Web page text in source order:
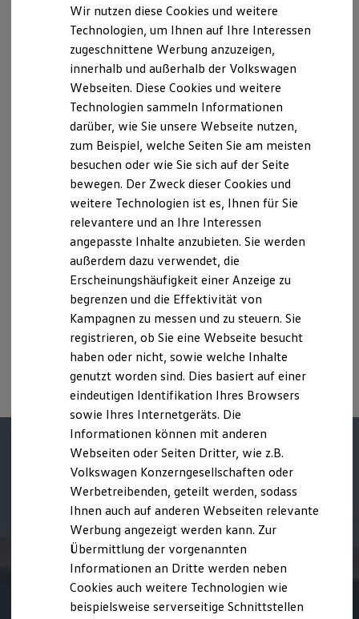
Laden unterwegs
Laden Zuhause
Ladestationen finden
Ladezeitensimulator
Batterie
Sicherheit
Nachhaltigkeit
Technologie
Kosten und Kauf
Verbrauchskosten
Kaufoptionen
E-Auto-Förderung
Software und Konnektivität
Die ID. Software 6
ID. Software Versionen und Updates
Digitale Extras
Schnittstellen zu Ihrem ID.
Marke und Erlebnis
Volkswagen R und R Experience
R-Modelle
R Experience
Driving Experience
Volkswagen entdecken
Werkbesichtigung
Lifestyle Shop
T-Roc Kollektion
Golf Kollektion
Volkswagen Kollektion
R-Kollektion
GTI Kollektion
Fußball Drop
we drive football
#wedriveproud
Besitzer und Service
myVolkswagen
Software Updates
Service und Ersatzteile
Inspektion und HU/AU
Disclaimer von Volkswagen AG
Die in dieser Darstellung gezeigten Fahrzeuge und
Ausstattungen können in einzelnen Details vom aktuellen
deutschen Lieferprogramm abweichen. Abgebildet sind
teilweise Sonderausstattungen der Fahrzeuge gegen
Bitte beachten Sie auch unseren Konfigurator für eine
Übersicht der aktuell verfügbaren Modelle und Ausstattungen.
Die angegebenen Verbrauchs- und Emissionswerte beziehen
sich nicht auf ein einzelnes Fahrzeug und sind nicht Bestandteil
des Angebots, sondern dienen allein Vergleichszwecken
zwischen den verschiedenen Fahrzeugtypen.
Zusatzausstattungen und Zubehör(Anbauteile, Reifenformat
usw.) können relevante Fahrzeugparameter, wie z. B.
Rollwiderstand und Aerodynamik verändern und neben
Witterungs- und Verkehrsbedingungen sowie dem
individuellen Fahrverhalten den Kraftstoffverbrauch, den
Stromverbrauch, die CO₂-Emissionen und die
Fahrleistungswerte eines Fahrzeugs beeinflussen.
Wir nutzen diese Cookies und weitere
Technologien, um Ihnen auf Ihre Interessen
zugeschnittene Werbung anzuzeigen,
innerhalb und außerhalb der Volkswagen
Webseiten. Diese Cookies und weitere
Technologien sammeln Informationen
darüber, wie Sie unsere Webseite nutzen,
zum Beispiel, welche Seiten Sie am meisten
besuchen oder wie Sie sich auf der Seite
bewegen. Der Zweck dieser Cookies und
weitere Technologien ist es, Ihnen für Sie
relevantere und an Ihre Interessen
angepasste Inhalte anzubieten. Sie werden
außerdem dazu verwendet, die
Erscheinungshäufigkeit einer Anzeige zu
begrenzen und die Effektivität von
Kampagnen zu messen und zu steuern. Sie
registrieren, ob Sie eine Webseite besucht
haben oder nicht, sowie welche Inhalte
genutzt worden sind. Dies basiert auf einer
eindeutigen Identifikation Ihres Browsers
sowie Ihres Internetgeräts. Die
Informationen können mit anderen
Webseiten oder Seiten Dritter, wie z.B.
Volkswagen Konzerngesellschaften oder
Werbetreibenden, geteilt werden, sodass
Ihnen auch auf anderen Webseiten relevante
Werbung angezeigt werden kann. Zur
Übermittlung der vorgenannten
Informationen an Dritte werden neben
Cookies auch weitere Technologien wie
beispielsweise serverseitige Schnittstellen